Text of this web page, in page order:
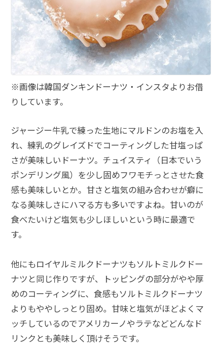
※画像は韓国ダンキンドーナツ・インスタよりお借
りしています。
ジャージー牛乳で練った生地にマルドンのお塩を入
れ、練乳のグレイズドでコーティングした甘塩っぱ
さが美味しいドーナツ。チュイスティ（日本でいう
ポンデリング風）を少し固めフワモチっとさせた食
感も美味しいとか。甘さと塩気の組み合わせが癖に
なる美味しさにハマる方も多いですよね。甘いのが
食べたいけど塩気も少しほしいという時に最適で
す。
他にもロイヤルミルクドーナツもソルトミルクドー
ナツと同じ作りですが、トッピングの部分がやや厚
めのコーティングに、食感もソルトミルクドーナツ
よりもややしっとり固め。甘味と塩気がほどよくマ
ッチしているのでアメリカーノやラテなどどんなド
リンクとも美味しく頂けそうです。